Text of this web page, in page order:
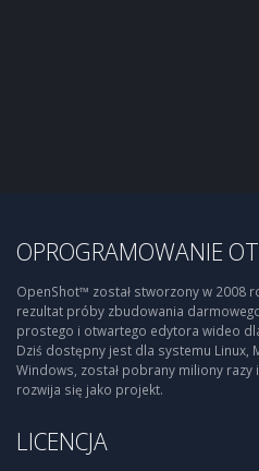
OPROGRAMOWANIE
OpenShot™ został stworzony w 2008
rezultat próby zbudowania
prostego i otwartego edytora wideo
Dziś dostępny jest dla systemu Linux,
Windows, został pobrany miliony razy
rozwija się jako projekt.
LICENCJA